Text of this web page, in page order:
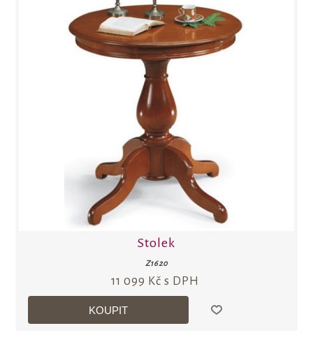
Stolek
Z1620
11 099 Kč s DPH